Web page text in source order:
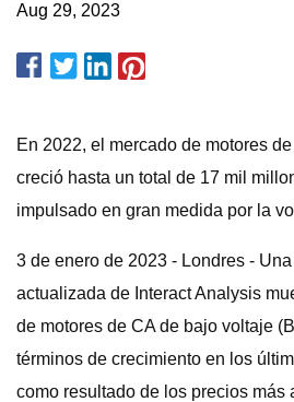
Aug 29, 2023
En 2022, el mercado de motores
creció hasta un total de 17 mil
impulsado en gran medida por la
3 de enero de 2023 - Londres -
actualizada de Interact Analysis
de motores de CA de bajo voltaje
términos de crecimiento en los
como resultado de los precios más